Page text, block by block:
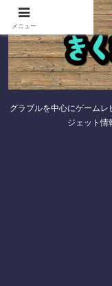
グラブルを中心にゲーム
ジェット情
メニュー